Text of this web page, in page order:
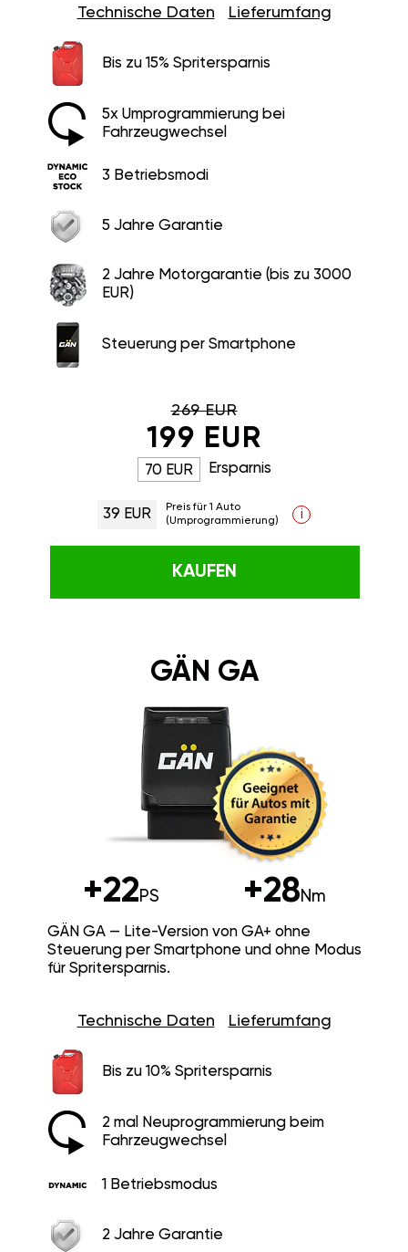
Technische Daten Lieferumfang
Bis zu 15% Spritersparnis
5x Umprogrammierung bei
Fahrzeugwechsel
3 Betriebsmodi
5 Jahre Garantie
2 Jahre Motorgarantie (bis zu 3000
EUR)
Steuerung per Smartphone
269 EUR
199 EUR
70 EUR Ersparnis
39 EUR
Preis für 1 Auto
(Umprogrammierung)
i
KAUFEN
GÄN GA
+22PS +28Nm
GÄN GA — Lite-Version von GA+ ohne
Steuerung per Smartphone und ohne Modus
für Spritersparnis.
Technische Daten Lieferumfang
Bis zu 10% Spritersparnis
2 mal Neuprogrammierung beim
Fahrzeugwechsel
1 Betriebsmodus
2 Jahre Garantie